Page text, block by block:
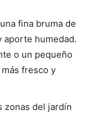
fina bruma de
aporte humedad.
o un pequeño
fresco y
zonas del jardín